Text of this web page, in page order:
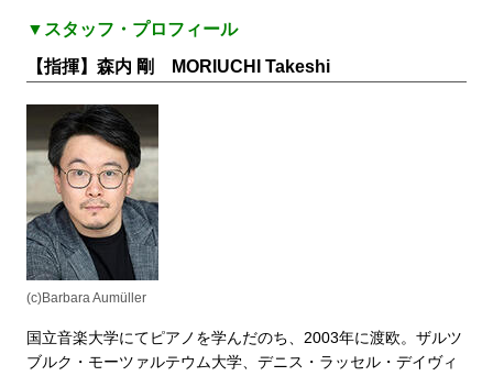
▼スタッフ・プロフィール
【指揮】森内 剛 MORIUCHI Takeshi
(c)Barbara Aumüller
国立音楽大学にてピアノを学んだのち、2003年に渡欧。ザルツ
ブルク・モーツァルテウム大学、デニス・ラッセル・デイヴィ